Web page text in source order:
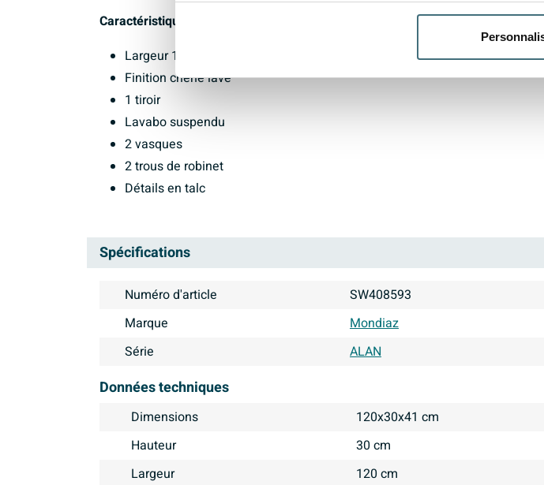
Caractéristiques :
Largeur 120 cm
Finition chêne lavé
1 tiroir
Lavabo suspendu
2 vasques
2 trous de robinet
Détails en talc
Spécifications
Numéro d'article
SW408593
Marque
Mondiaz
Série
ALAN
Données techniques
Dimensions
120x30x41 cm
Hauteur
30 cm
Largeur
120 cm